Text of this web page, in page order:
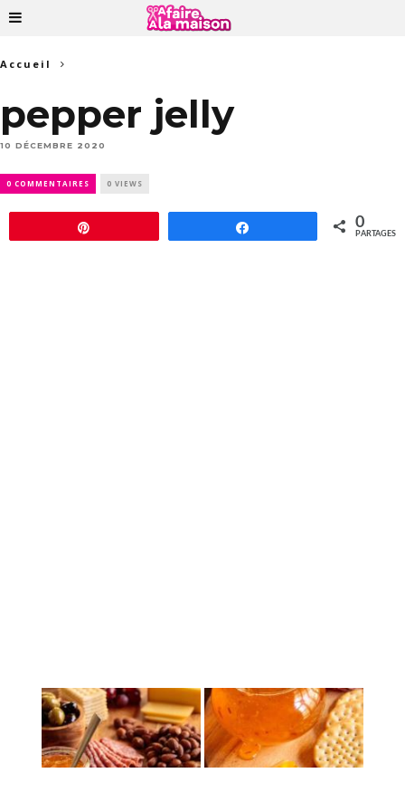
Accueil
pepper jelly
10 DÉCEMBRE 2020
0 COMMENTAIRES 0 VIEWS
0
PARTAGES